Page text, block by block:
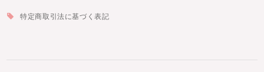
特定商取引法に基づく表記